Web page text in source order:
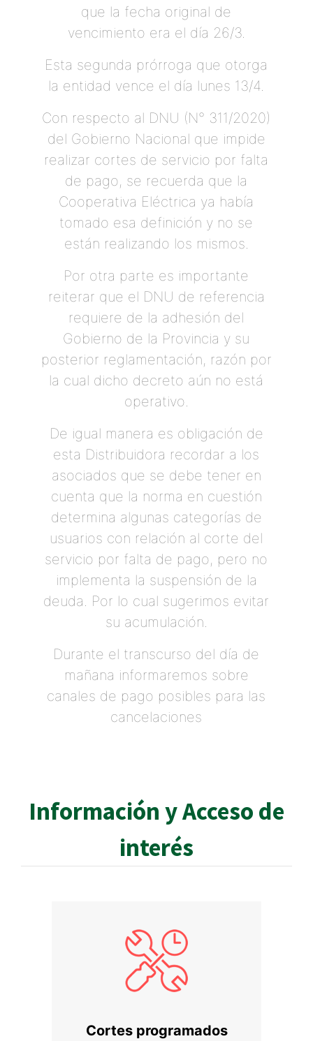
que la fecha original de
vencimiento era el día 26/3.
Esta segunda prórroga que otorga
la entidad vence el día lunes 13/4.
Con respecto al DNU (N° 311/2020)
del Gobierno Nacional que impide
realizar cortes de servicio por falta
de pago, se recuerda que la
Cooperativa Eléctrica ya había
tomado esa definición y no se
están realizando los mismos.
Por otra parte es importante
reiterar que el DNU de referencia
requiere de la adhesión del
Gobierno de la Provincia y su
posterior reglamentación, razón por
la cual dicho decreto aún no está
operativo.
De igual manera es obligación de
esta Distribuidora recordar a los
asociados que se debe tener en
cuenta que la norma en cuestión
determina algunas categorías de
usuarios con relación al corte del
servicio por falta de pago, pero no
implementa la suspensión de la
deuda. Por lo cual sugerimos evitar
su acumulación.
Durante el transcurso del día de
mañana informaremos sobre
canales de pago posibles para las
cancelaciones
Información y Acceso de
interés
Cortes programados